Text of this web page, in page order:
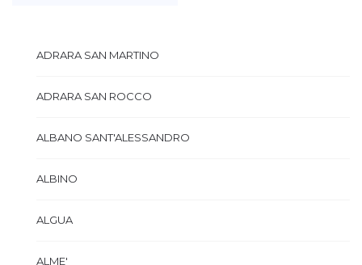
ADRARA SAN MARTINO
ADRARA SAN ROCCO
ALBANO SANT'ALESSANDRO
ALBINO
ALGUA
ALME'